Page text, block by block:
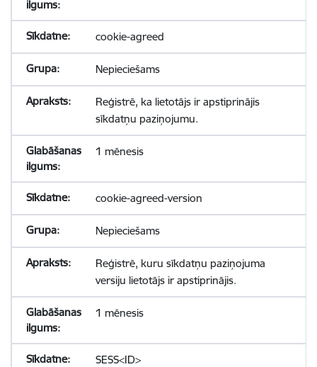
cookie-agreed
Nepieciešams
Reģistrē, ka lietotājs ir apstiprinājis
sīkdatņu paziņojumu.
1 mēnesis
cookie-agreed-version
Nepieciešams
Reģistrē, kuru sīkdatņu paziņojuma
versiju lietotājs ir apstiprinājis.
1 mēnesis
SESS<ID>